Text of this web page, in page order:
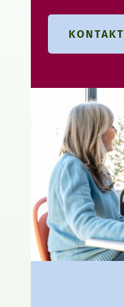
KONTAKT